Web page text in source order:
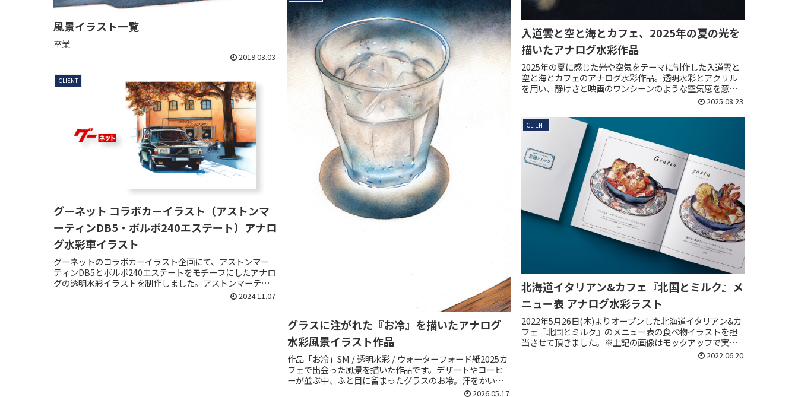
風景イラスト一覧
卒業
2019.03.03
入道雲と空と海とカフェ、2025年の夏の光を
描いたアナログ水彩作品
2025年の夏に感じた光や空気をテーマに制作した入道雲と
空と海とカフェのアナログ水彩作品。透明水彩とアクリル
を用い、静けさと映画のワンシーンのような空気感を意識
2025.08.23
グラスに注がれた『お冷』を描いたアナログ
水彩風景イラスト作品
作品「お冷」SM / 透明水彩 / ウォーターフォード紙2025カ
フェで出会った風景を描いた作品です。デザートやコーヒ
ーが並ぶ中、ふと目に留まったグラスのお冷。汗をかいた
グラスに光が当たり、美しく反射している様子を、アナロ
2026.05.17
CLIENT
グーネット コラボカーイラスト（アストンマ
ーティンDB5・ボルボ240エステート）アナロ
グ水彩車イラスト
グーネットのコラボカーイラスト企画にて、アストンマー
ティンDB5とボルボ240エステートをモチーフにしたアナロ
グの透明水彩イラストを制作しました。アストンマーティ
ンDB5は、英国車ならではのクラシックで気品ある雰囲気
2024.11.07
CLIENT
北海道イタリアン&カフェ『北国とミルク』メ
ニュー表 アナログ水彩ラスト
2022年5月26日(木)よりオープンした北海道イタリアン&カ
フェ『北国とミルク』のメニュー表の食べ物イラストを担
当させて頂きました。※上記の画像はモックアップで実際
のメニュー表の並びとは異なります。メニュー表実際のメ
2022.06.20